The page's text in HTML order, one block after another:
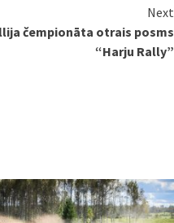
Next
čempionāta otrais posms
“Harju Rally”